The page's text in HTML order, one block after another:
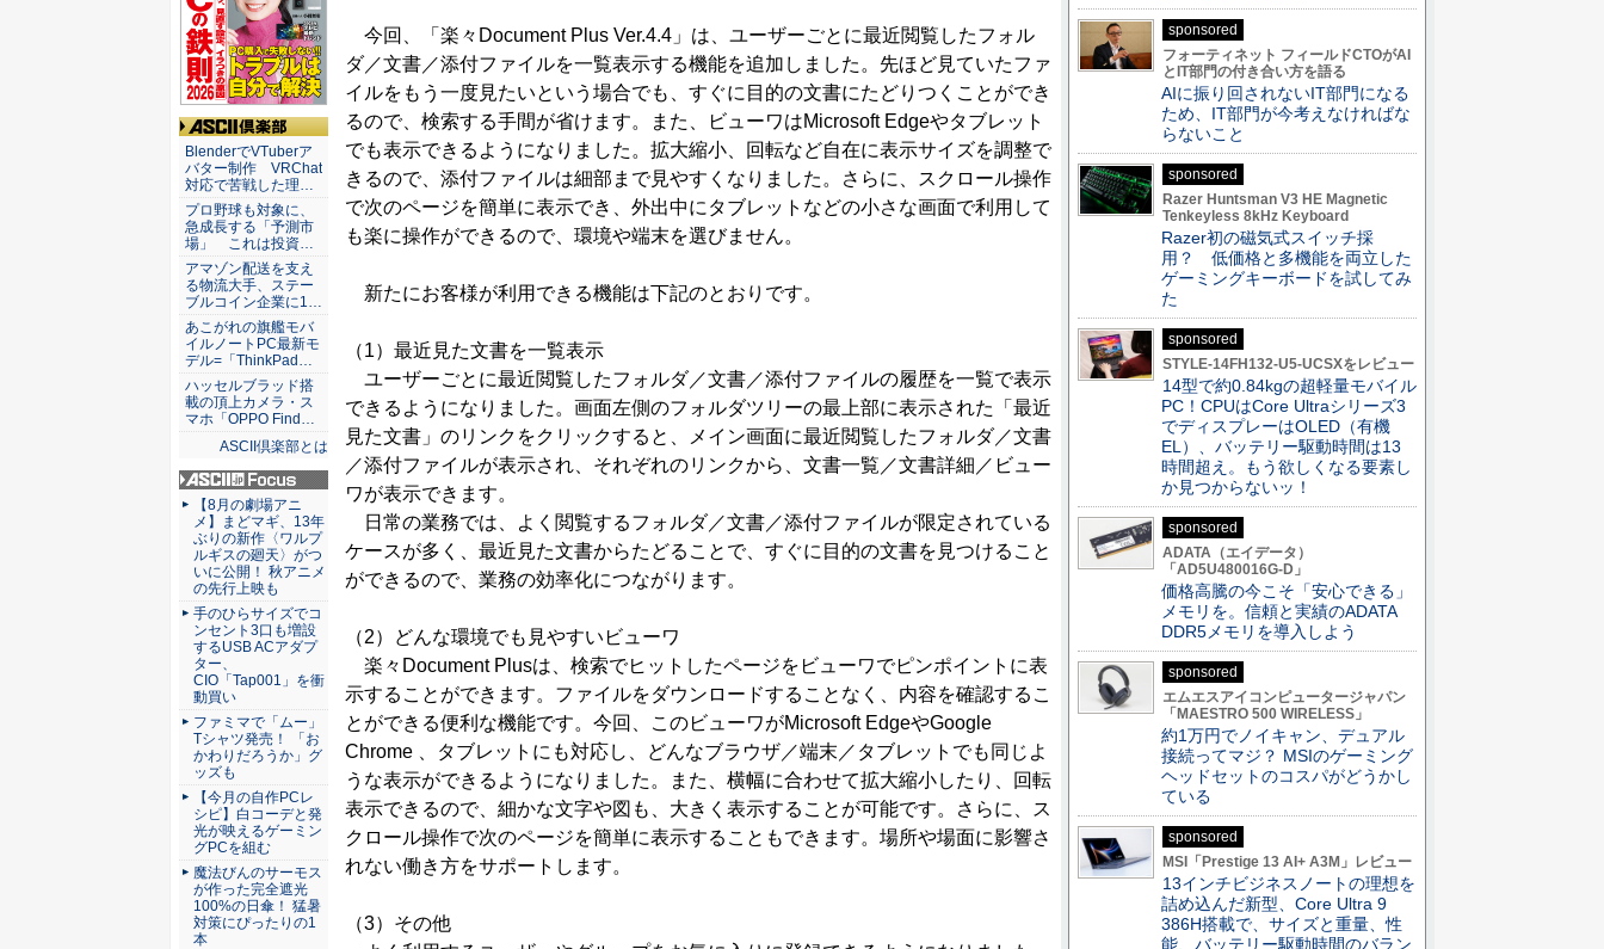
今回、「楽々Document Plus Ver.4.4」は、ユーザーごとに最近閲覧したフォル
ダ／文書／添付ファイルを一覧表示する機能を追加しました。先ほど見ていたファ
イルをもう一度見たいという場合でも、すぐに目的の文書にたどりつくことができ
るので、検索する手間が省けます。また、ビューワはMicrosoft Edgeやタブレット
でも表示できるようになりました。拡大縮小、回転など自在に表示サイズを調整で
きるので、添付ファイルは細部まで見やすくなりました。さらに、スクロール操作
で次のページを簡単に表示でき、外出中にタブレットなどの小さな画面で利用して
も楽に操作ができるので、環境や端末を選びません。
新たにお客様が利用できる機能は下記のとおりです。
（1）最近見た文書を一覧表示
ユーザーごとに最近閲覧したフォルダ／文書／添付ファイルの履歴を一覧で表示
できるようになりました。画面左側のフォルダツリーの最上部に表示された「最近
見た文書」のリンクをクリックすると、メイン画面に最近閲覧したフォルダ／文書
／添付ファイルが表示され、それぞれのリンクから、文書一覧／文書詳細／ビュー
ワが表示できます。
日常の業務では、よく閲覧するフォルダ／文書／添付ファイルが限定されている
ケースが多く、最近見た文書からたどることで、すぐに目的の文書を見つけること
ができるので、業務の効率化につながります。
（2）どんな環境でも見やすいビューワ
楽々Document Plusは、検索でヒットしたページをビューワでピンポイントに表
示することができます。ファイルをダウンロードすることなく、内容を確認するこ
とができる便利な機能です。今回、このビューワがMicrosoft EdgeやGoogle
Chrome 、タブレットにも対応し、どんなブラウザ／端末／タブレットでも同じよ
うな表示ができるようになりました。また、横幅に合わせて拡大縮小したり、回転
表示できるので、細かな文字や図も、大きく表示することが可能です。さらに、ス
クロール操作で次のページを簡単に表示することもできます。場所や場面に影響さ
れない働き方をサポートします。
（3）その他
ASCII倶楽部
BlenderでVTuberア
バター制作 VRChat
対応で苦戦した理…
プロ野球も対象に、
急成長する「予測市
場」 これは投資…
アマゾン配送を支え
る物流大手、ステー
ブルコイン企業に1…
あこがれの旗艦モバ
イルノートPC最新モ
デル=「ThinkPad…
ハッセルブラッド搭
載の頂上カメラ・ス
マホ「OPPO Find…
ASCII倶楽部とは
ASCII.jp Focus
【8月の劇場アニ
メ】まどマギ、13年
ぶりの新作〈ワルプ
ルギスの廻天〉がつ
いに公開！ 秋アニメ
の先行上映も
手のひらサイズでコ
ンセント3口も増設
するUSB ACアダプ
ター、
CIO「Tap001」を衝
動買い
ファミマで「ムー」
Tシャツ発売！ 「お
かわりだろうか」グ
ッズも
【今月の自作PCレ
シピ】白コーデと発
光が映えるゲーミン
グPCを組む
魔法びんのサーモス
が作った完全遮光
100%の日傘！ 猛暑
対策にぴったりの1
本
sponsored
フォーティネット フィールドCTOがAI
とIT部門の付き合い方を語る
AIに振り回されないIT部門になる
ため、IT部門が今考えなければな
らないこと
sponsored
Razer Huntsman V3 HE Magnetic
Tenkeyless 8kHz Keyboard
Razer初の磁気式スイッチ採
用？ 低価格と多機能を両立した
ゲーミングキーボードを試してみ
た
sponsored
STYLE-14FH132-U5-UCSXをレビュー
14型で約0.84kgの超軽量モバイル
PC！CPUはCore Ultraシリーズ3
でディスプレーはOLED（有機
EL）、バッテリー駆動時間は13
時間超え。もう欲しくなる要素し
か見つからないッ！
sponsored
ADATA（エイデータ）
「AD5U480016G-D」
価格高騰の今こそ「安心できる」
メモリを。信頼と実績のADATA
DDR5メモリを導入しよう
sponsored
エムエスアイコンピュータージャパン
「MAESTRO 500 WIRELESS」
約1万円でノイキャン、デュアル
接続ってマジ？ MSIのゲーミング
ヘッドセットのコスパがどうかし
ている
sponsored
MSI「Prestige 13 AI+ A3M」レビュー
13インチビジネスノートの理想を
詰め込んだ新型、Core Ultra 9
386H搭載で、サイズと重量、性
能、バッテリー駆動時間のバラン